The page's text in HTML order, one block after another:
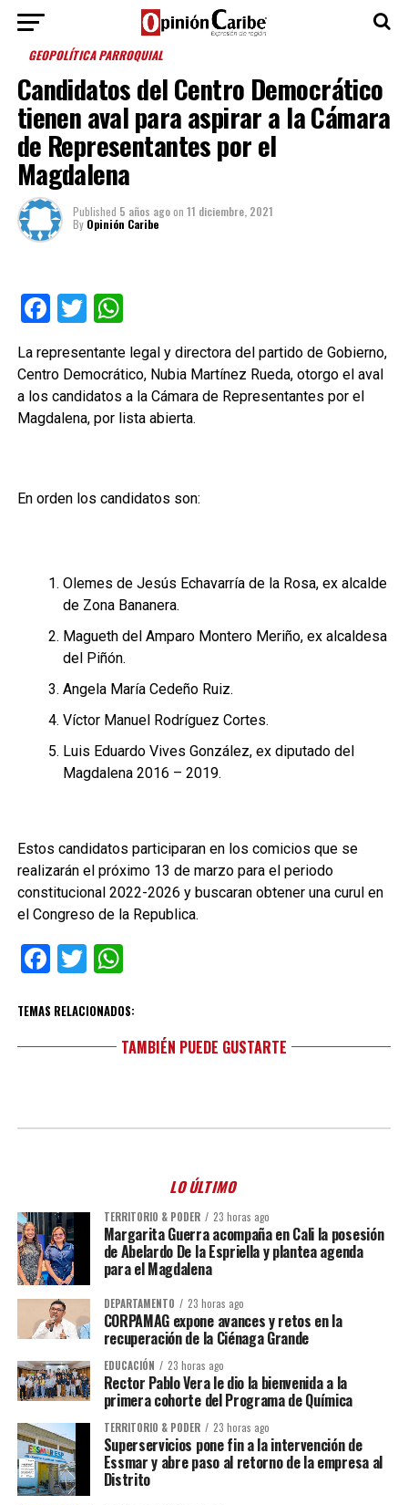
GEOPOLÍTICA PARROQUIAL
Candidatos del Centro Democrático
tienen aval para aspirar a la Cámara
de Representantes por el
Magdalena
Published 5 años agoon 11 diciembre, 2021
By Opinión Caribe
Facebook
TwitterWhatsApp
La representante legal y directora del partido de Gobierno,
Centro Democrático, Nubia Martínez Rueda, otorgo el aval
a los candidatos a la Cámara de Representantes por el
Magdalena, por lista abierta.
En orden los candidatos son:
Olemes de Jesús Echavarría de la Rosa, ex alcalde
de Zona Bananera.
Magueth del Amparo Montero Meriño, ex alcaldesa
del Piñón.
Angela María Cedeño Ruiz.
Víctor Manuel Rodríguez Cortes.
Luis Eduardo Vives González, ex diputado del
Magdalena 2016 – 2019.
Estos candidatos participaran en los comicios que se
realizarán el próximo 13 de marzo para el periodo
constitucional 2022-2026 y buscaran obtener una curul en
el Congreso de la Republica.
Facebook
TwitterWhatsApp
TEMAS RELACIONADOS:
TAMBIÉN PUEDE GUSTARTE
LO ÚLTIMO
TERRITORIO & PODER 23 horas ago
Margarita Guerra acompaña en Cali la posesión
de Abelardo De la Espriella y plantea agenda
para el Magdalena
DEPARTAMENTO 23 horas ago
CORPAMAG expone avances y retos en la
recuperación de la Ciénaga Grande
EDUCACIÓN 23 horas ago
Rector Pablo Vera le dio la bienvenida a la
primera cohorte del Programa de Química
TERRITORIO & PODER 23 horas ago
Superservicios pone fin a la intervención de
Essmar y abre paso al retorno de la empresa al
Distrito